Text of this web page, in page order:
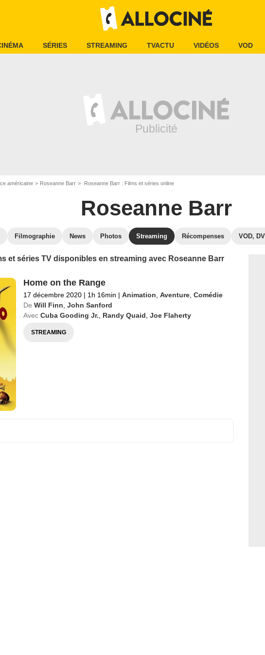
SÉRIES STREAMING TVACTU VIDÉOS VOD
américaine Roseanne Barr Roseanne Barr : Films et séries online
Roseanne Barr
Filmographie News Photos Streaming Récompenses VOD,
et séries TV disponibles en streaming avec Roseanne Barr
Home on the Range
17 décembre 2020 | 1h 16min | Animation Aventure, Comédie
De Will Finn John Sanford
Avec Cuba Gooding Jr. Randy Quaid Joe Flaherty
STREAMING